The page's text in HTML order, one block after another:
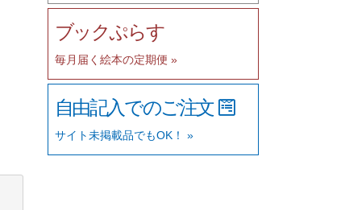
ブックぷらす
毎月届く絵本の定期便 »
自由記入でのご注文
サイト未掲載品でもOK！ »